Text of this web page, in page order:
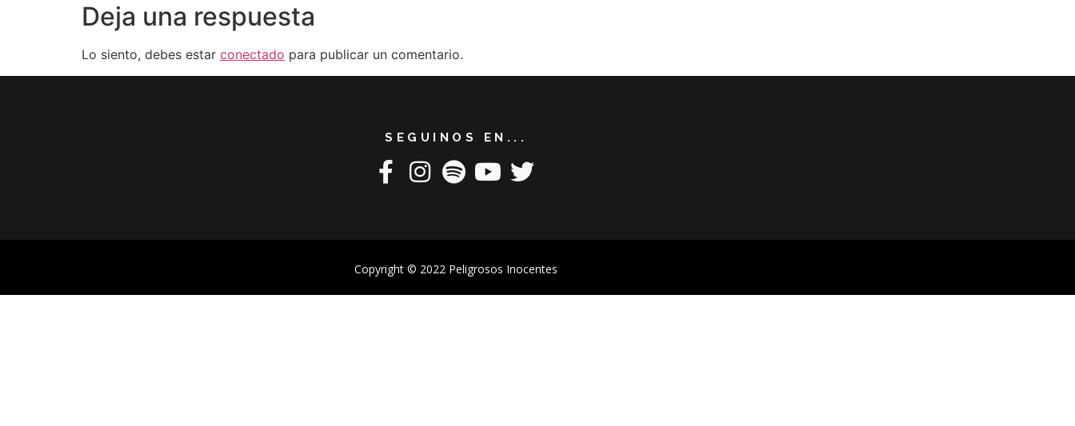
Deja una respuesta
Lo siento, debes estar conectado para publicar un comentario.
SEGUINOS EN...
Copyright © 2022 Peligrosos Inocentes